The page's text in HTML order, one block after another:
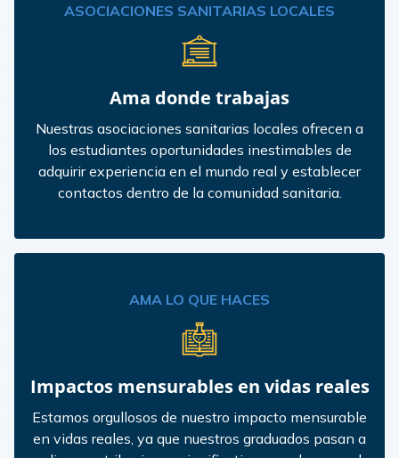
ASOCIACIONES SANITARIAS LOCALES
Ama donde trabajas
Nuestras asociaciones sanitarias locales ofrecen a
los estudiantes oportunidades inestimables de
adquirir experiencia en el mundo real y establecer
contactos dentro de la comunidad sanitaria.
AMA LO QUE HACES
Impactos mensurables en vidas reales
Estamos orgullosos de nuestro impacto mensurable
en vidas reales, ya que nuestros graduados pasan a